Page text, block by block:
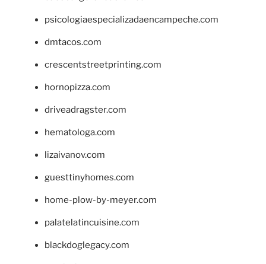
psicologiaespecializadaencampeche.com
dmtacos.com
crescentstreetprinting.com
hornopizza.com
driveadragster.com
hematologa.com
lizaivanov.com
guesttinyhomes.com
home-plow-by-meyer.com
palatelatincuisine.com
blackdoglegacy.com